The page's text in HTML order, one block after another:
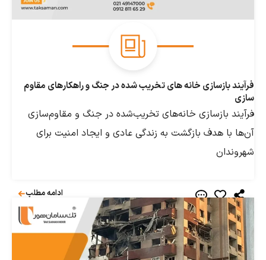
بازسازی خانه های تخریب شده در جنگ و راهکارهای مقاوم
بازسازی خانه‌های تخریب‌شده در جنگ و مقاوم‌سازی
هدف بازگشت به زندگی عادی و ایجاد امنیت برای
ادامه مطلب